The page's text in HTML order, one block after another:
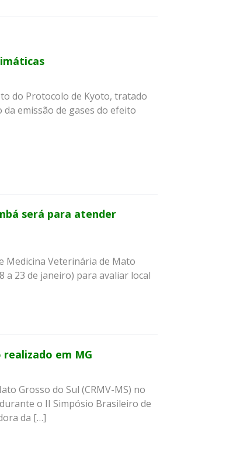
do Protocolo de Kyoto, tratado
emissão de gases do efeito
será para atender
Medicina Veterinária de Mato
a 23 de janeiro) para avaliar local
realizado em MG
Grosso do Sul (CRMV-MS) no
o II Simpósio Brasileiro de
da […]